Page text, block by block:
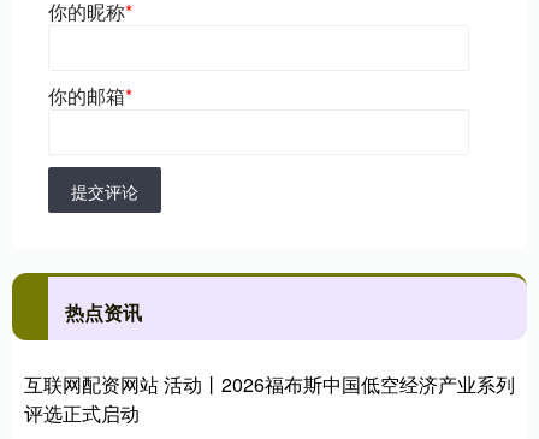
你的昵称*
你的邮箱*
提交评论
热点资讯
互联网配资网站 活动丨2026福布斯中国低空经济产业系列
评选正式启动